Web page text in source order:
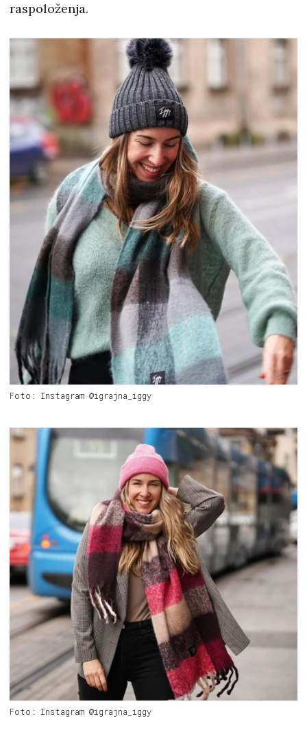
raspoloženja.
Foto: Instagram @igrajna_iggy
Foto: Instagram @igrajna_iggy